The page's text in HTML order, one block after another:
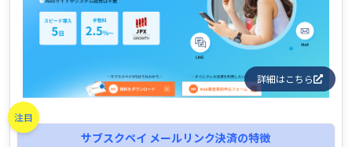
詳細はこちら
注目
サブスクペイ メールリンク決済の特徴